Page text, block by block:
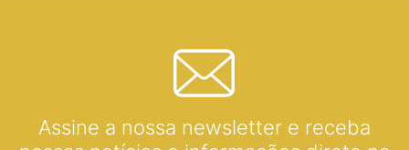
Assine a nossa newsletter e receba